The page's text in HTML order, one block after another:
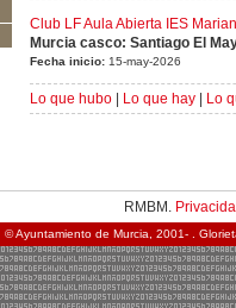
Club LF Aula Abierta IES
Murcia casco: Santiago El
Fecha inicio: 15-may-2026
Lo que hubo Lo que hay Lo
RMBM.
© Ayuntamiento de Murcia, 2001- .